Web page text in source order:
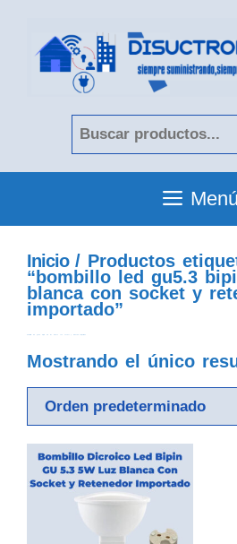
Menú
Inicio/ Productos
“bombillo led gu5.3
blanca con socket y
importado”
Mostrando el único